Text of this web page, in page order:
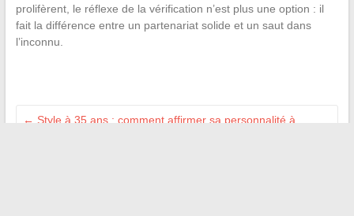
prolifèrent, le réflexe de la vérification n’est plus une option : il
fait la différence entre un partenariat solide et un saut dans
l’inconnu.
← Style à 35 ans : comment affirmer sa personnalité à